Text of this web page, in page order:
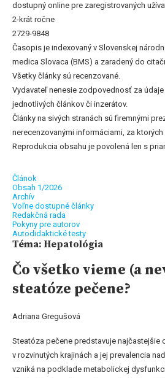
dostupný online pre zaregistrovaných
2-krát ročne
2729-9848
Časopis je indexovaný v Slovenskej
medica Slovaca (BMS) a zaradený do
Všetky články sú recenzované.
Vydavateľ nenesie zodpovednosť za
jednotlivých článkov či inzerátov.
Články na sivých stranách sú firemnými
nerecenzovanými informáciami, za
Reprodukcia obsahu je povolená len s
Článok
Obsah 1/2026
Archív
Voľne dostupné články
Redakčná rada
Pokyny pre autorov
Autodidaktické testy
Téma: Hepatológia
Čo všetko vieme (a
steatóze pečene?
Adriana Gregušová
Steatóza pečene predstavuje najčastejšie
v rozvinutých krajinách a jej prevalencia
vzniká na podklade metabolickej